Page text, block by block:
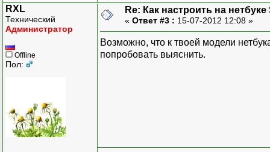
RXL
Технический
Администратор
Offline
Пол:
Re: Как настроить на
« Ответ #3 : 15-07-2012 12:08 »
Возможно, что к твоей модели
попробовать выяснить.